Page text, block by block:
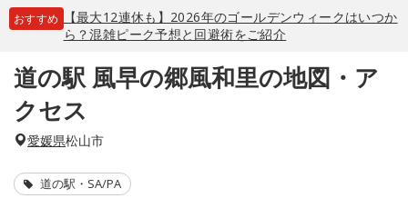
おすすめ
【最大12連休も】2026年のゴールデンウィークはいつか
ら？混雑ピーク予想と回避術をご紹介
道の駅 風早の郷風和里の地図・ア
クセス
愛媛県松山市
道の駅・SA/PA